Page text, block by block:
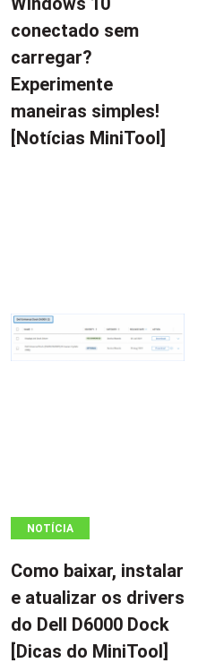
conectado sem
carregar?
Experimente
maneiras simples!
[Notícias MiniTool]
NOTÍCIA
Como baixar, instalar
e atualizar os drivers
do Dell D6000 Dock
[Dicas do MiniTool]